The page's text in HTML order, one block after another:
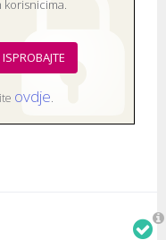
odgovornošću)
korisnicima.
ovdje.